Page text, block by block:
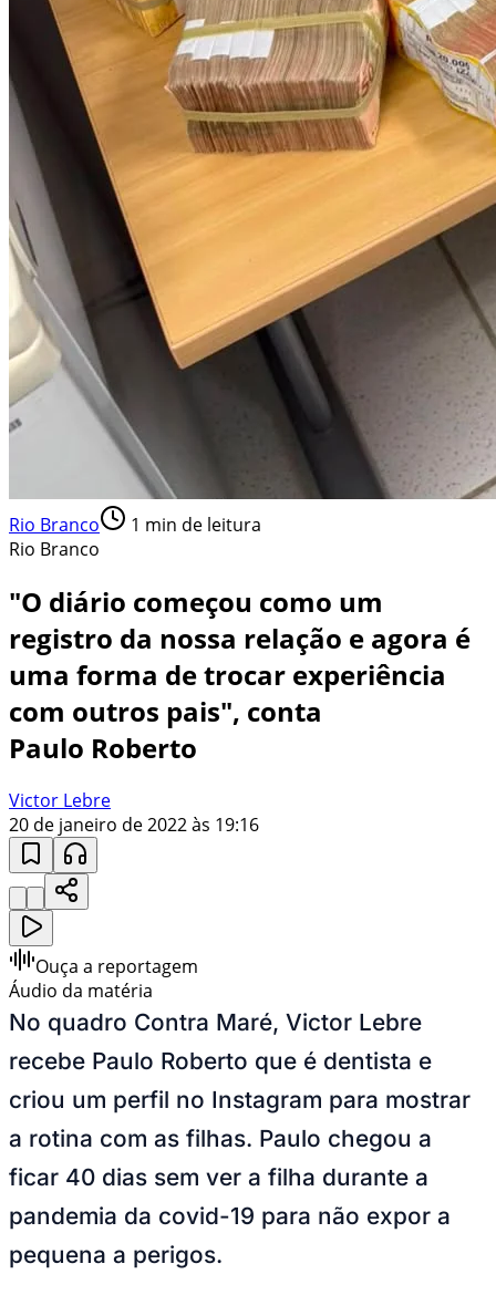
Rio Branco 1 min de leitura
Rio Branco
"O diário começou como um
registro da nossa relação e agora é
uma forma de trocar experiência
com outros pais", conta
Paulo Roberto
Victor Lebre
20 de janeiro de 2022 às 19:16
Ouça a reportagem
Áudio da matéria
No quadro Contra Maré, Victor Lebre
recebe Paulo Roberto que é dentista e
criou um perfil no Instagram para mostrar
a rotina com as filhas. Paulo chegou a
ficar 40 dias sem ver a filha durante a
pandemia da covid-19 para não expor a
pequena a perigos.